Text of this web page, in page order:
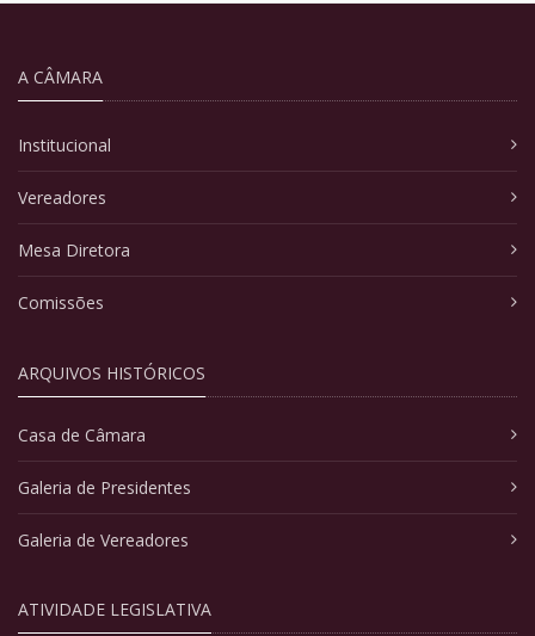
A CÂMARA
Institucional
Vereadores
Mesa Diretora
Comissões
ARQUIVOS HISTÓRICOS
Casa de Câmara
Galeria de Presidentes
Galeria de Vereadores
ATIVIDADE LEGISLATIVA